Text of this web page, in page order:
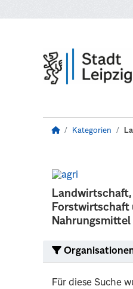
Kategorien
Forstwirtschaft
Nahrungsmittel
Für diese Suche